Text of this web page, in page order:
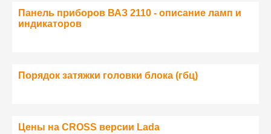
Панель приборов ВАЗ 2110 - описание ламп и
индикаторов
Порядок затяжки головки блока (гбц)
Цены на CROSS версии Lada